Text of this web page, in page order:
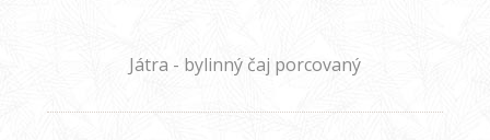
Játra - bylinný čaj porcovaný